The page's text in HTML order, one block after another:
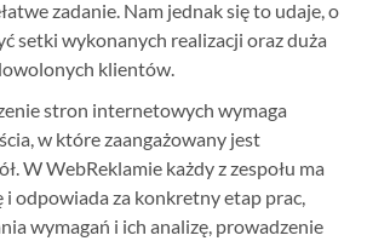
zadanie. Nam jednak się to udaje, o
setki wykonanych realizacji oraz duża
klientów.
stron internetowych wymaga
w które zaangażowany jest
W WebReklamie każdy z zespołu ma
i odpowiada za konkretny etap prac,
wymagań i ich analizę, prowadzenie